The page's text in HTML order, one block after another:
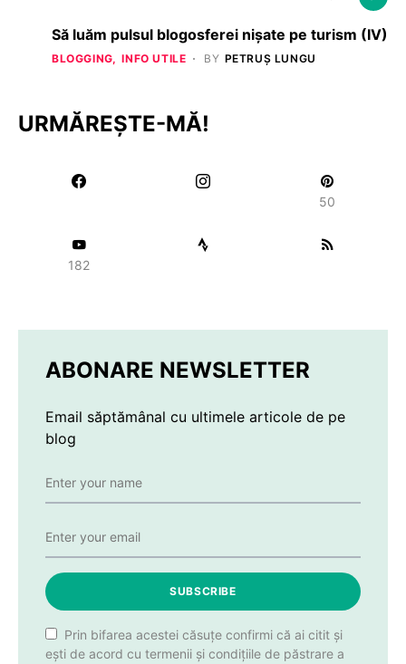
Să luăm pulsul blogosferei nișate pe turism (IV)
BLOGGING INFO UTILE BY PETRUȘ LUNGU
URMĂREȘTE-MĂ!
50
182
ABONARE NEWSLETTER
Email săptămânal cu ultimele articole de pe
blog
SUBSCRIBE
Prin bifarea acestei căsuțe confirmi că ai citit și
ești de acord cu termenii și condițiile de păstrare a